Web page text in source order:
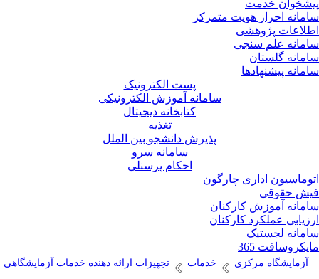
خدمت
احراز هویت متمرکز
پژوهشی
علم سنجی
گلستان
پیشنهادها
پست الکترونیک
سامانه آموزش الکترونیکی
کتابخانه دیجیتال
تغذیه
پذیرش دانشجو بین الملل
سامانه سرو
احکام پرسنلی
اداری چارگون
حقوقی
آموزش کارکنان
عملکرد کارکنان
لجستیک
365
آزمایشگاه مرکزی خدمات تجهیزات ارائه دهنده خدمات آزمایشگاهی